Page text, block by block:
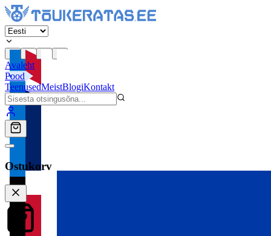
Avaleht
Pood
TeenusedMeistBlogiKontakt
Ostukorv